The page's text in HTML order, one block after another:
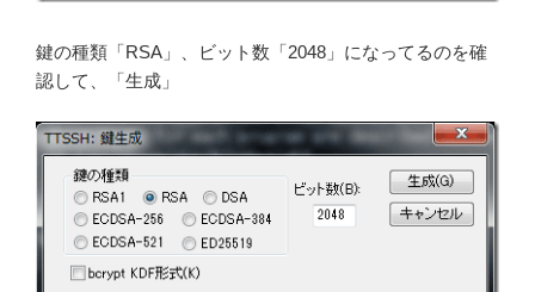
鍵の種類「RSA」、ビット数「2048」になってるのを確
認して、「生成」